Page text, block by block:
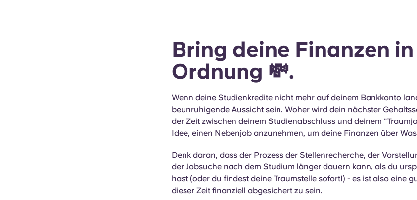
Bring deine Finanzen in
Ordnung 💸.
Wenn deine Studienkredite nicht mehr auf deinem Bankkonto
beunruhigende Aussicht sein. Woher wird dein nächster
der Zeit zwischen deinem Studienabschluss und deinem
Idee, einen Nebenjob anzunehmen, um deine Finanzen über
Denk daran, dass der Prozess der Stellenrecherche, der
der Jobsuche nach dem Studium länger dauern kann, als du
hast (oder du findest deine Traumstelle sofort!) - es ist also eine
dieser Zeit finanziell abgesichert zu sein.